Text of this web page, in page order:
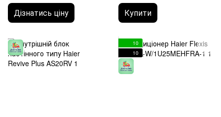
Дізнатись ціну Купити
10
10